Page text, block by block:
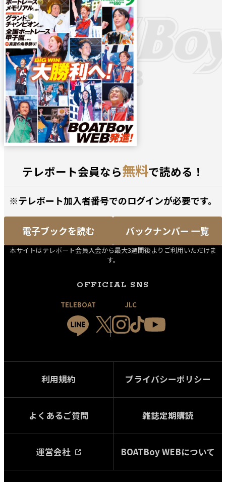
テレボート会員なら無料で読める！
※テレボート加入者番号でのログインが必要です。
電子ブックを読む バックナンバー 一覧
本サイトはテレボート会員入会から最大3週間後よりご利用いただけま
す。
OFFICIAL SNS
TELEBOAT JLC
利用規約 プライバシーポリシー
よくあるご質問 雑誌定期購読
運営会社 BOATBoy WEBについて